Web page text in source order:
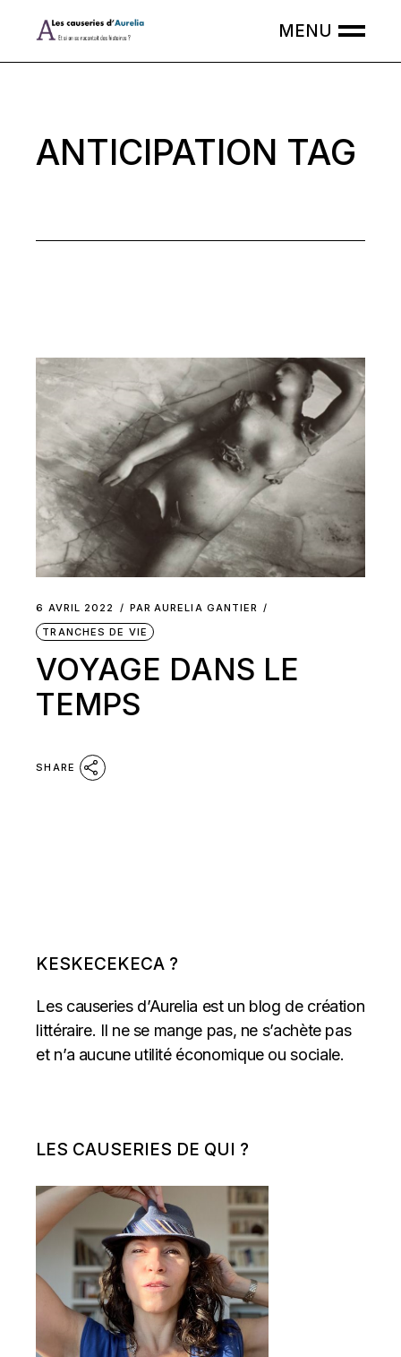
ANTICIPATION TAG
6 AVRIL 2022 PAR AURELIA GANTIER
TRANCHES DE VIE
VOYAGE DANS LE
TEMPS
SHARE
KESKECEKECA ?
Les causeries d’Aurelia est un blog de création
littéraire. Il ne se mange pas, ne s’achète pas
et n’a aucune utilité économique ou sociale.
LES CAUSERIES DE QUI ?